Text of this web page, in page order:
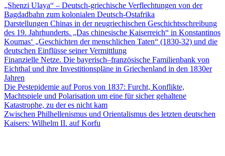
„Shenzi Ulaya“ – Deutsch-griechische Verflechtungen von der
Bagdadbahn zum kolonialen Deutsch-Ostafrika
Darstellungen Chinas in der neugriechischen Geschichtsschreibung
des 19. Jahrhunderts. „Das chinesische Kaiserreich“ in Konstantinos
Koumas‘ „Geschichten der menschlichen Taten“ (1830-32) und die
deutschen Einflüsse seiner Vermittlung
Finanzielle Netze. Die bayerisch–französische Familienbank von
Eichthal und ihre Investitionspläne in Griechenland in den 1830er
Jahren
Die Pestepidemie auf Poros von 1837: Furcht, Konflikte,
Machtspiele und Polarisation um eine für sicher gehaltene
Katastrophe, zu der es nicht kam
Zwischen Philhellenismus und Orientalismus des letzten deutschen
Kaisers: Wilhelm II. auf Korfu